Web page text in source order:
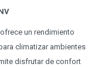
un rendimiento
climatizar ambientes
disfrutar de confort